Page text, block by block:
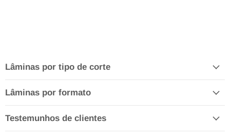
Lâminas por tipo de corte
Lâminas por formato
Testemunhos de clientes